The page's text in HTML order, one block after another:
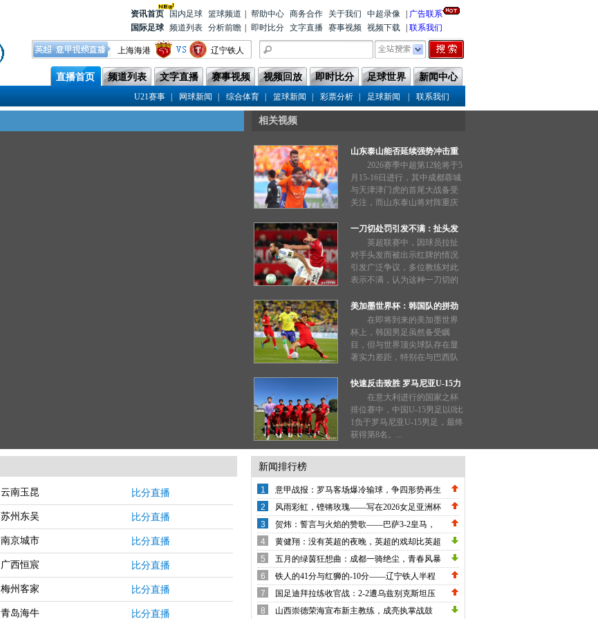
资讯首页 国内足球 篮球频道
国际足球 频道列表 分析前瞻
帮助中心 商务合作 关于我们 中超录像
广告联系
即时比分 文字直播 赛事视频 视频下载 联系我们
上海海港
辽宁铁人
上海申花
青岛西海岸
北京国安
重庆铜梁龙
直播首页 频道列表 文字直播 赛事视频 视频回放 即时比分 足球世界 新闻中心
U21赛事 | 网球新闻 | 综合体育 | 篮球新闻 | 彩票分析 | 足球新闻 | 联系我们
相关视频
山东泰山能否延续强势冲击重
庆铜梁龙？
2026赛季中超第12轮将于5
月15-16日进行，其中成都蓉城
与天津津门虎的首尾大战备受
关注，而山东泰山将对阵重庆
安排也引发猜想，聚焦传统豪
门的表现。...
一刀切处罚引发不满：扯头发
也能被禁赛三场？
英超联赛中，因球员拉扯
对手头发而被出示红牌的情况
引发广泛争议，多位教练对此
表示不满，认为这种一刀切的
美加墨世界杯：韩国队的拼劲
能否奏效？
在即将到来的美加墨世界
杯上，韩国男足虽然备受瞩
目，但与世界顶尖球队存在显
著实力差距，特别在与巴西队
预期。...
快速反击致胜 罗马尼亚U-15力
压中国队
在意大利进行的国家之杯
排位赛中，中国U-15男足以0比
1负于罗马尼亚U-15男足，最终
获得第8名。...
云南玉昆 比分直播
苏州东吴 比分直播
南京城市 比分直播
广西恒宸 比分直播
梅州客家 比分直播
青岛海牛 比分直播
新闻排行榜
1
意甲战报：罗马客场爆冷输球，争四形势再生
变数，劳塔罗刷新纪录国米高歌猛进！
2
风雨彩虹，铿锵玫瑰——写在2026女足亚洲杯
备战关键节点的深情礼赞
3
贺炜：誓言与火焰的赞歌——巴萨3-2皇马，
西甲冠军悬念在五月重生
4
黄健翔：没有英超的夜晚，英超的戏却比英超
还英超！
5
五月的绿茵狂想曲：成都一骑绝尘，青春风暴
席卷中超
6
铁人的41分与红狮的-10分——辽宁铁人半程
领跑，广州队年轻化爬坡，中甲这季是"老钱
下沉+新钱冲超"的双向道
7
国足迪拜拉练收官战：2-2遭乌兹别克斯坦压
哨绝平，邵佳一执教初现战术雏形
8 山西崇德荣海宣布新主教练，成亮执掌战鼓